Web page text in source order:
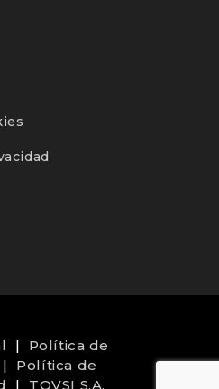
| Política de
| Política de
| TOVSI S.A.